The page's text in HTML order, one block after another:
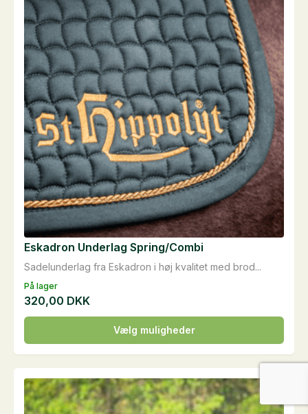
Mulighederne
kan
vælges
på
varesiden
På lager
Sadelunderlag fra Eskadron i høj kvalitet med brod...
Eskadron Underlag Spring/Combi
320,00 DKK
Vælg muligheder
Dette
vare
har
flere
varianter.
Mulighederne